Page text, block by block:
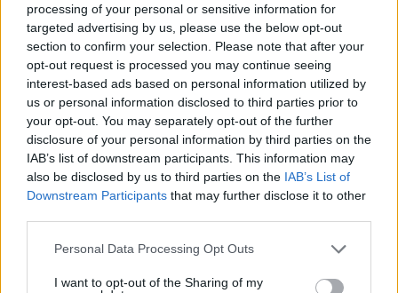
processing of your personal or sensitive information for
targeted advertising by us, please use the below opt-out
section to confirm your selection. Please note that after your
opt-out request is processed you may continue seeing
interest-based ads based on personal information utilized by
us or personal information disclosed to third parties prior to
your opt-out. You may separately opt-out of the further
disclosure of your personal information by third parties on the
IAB’s list of downstream participants. This information may
also be disclosed by us to third parties on the IAB’s List of
Downstream Participants that may further disclose it to other
Please note that this website/app uses one or more Google
not limited to your visit or usage behaviour. You may click to
Personal Data Processing Opt Outs
I want to opt-out of the Sharing of my
Grecko.Site
13.05.2026, 21:20
3 5 8 0 Στον σημερινό κόσμο είναι δύσκολο να βρεις
κάποιον ειλικρινή και έτοιμο για πραγματική σχέση. Γι
αυτό δημιουργήσαμε αυτόν τον χώρο ειδικά για
άνδρες όπως εσύ που έχουν ξεκάθαρες προσδοκίες.
Εδώ οι γυναίκες εκτιμούν την υπευθυνότητα την
ωριμότητα και την ανοιχτότητα απέναντι στον άλλον.
Η διαδικασία εύρεσης του κατάλληλου ατόμου είναι
πολύ πιο εύκολη από όσο νομίζεις. Εγγράψου και
πείσου μόνος σου πόσες δυνατότητες προσφέρει η
πλατφόρμα μας.